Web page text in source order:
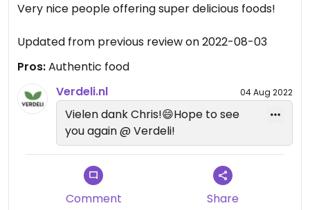
Very nice people offering super delicious foods!
Updated from previous review on 2022-08-03
Pros:Authentic food
Verdeli.nl
04 Aug 2022
Vielen dank Chris!😄Hope to see
you again @ Verdeli!
Comment Share